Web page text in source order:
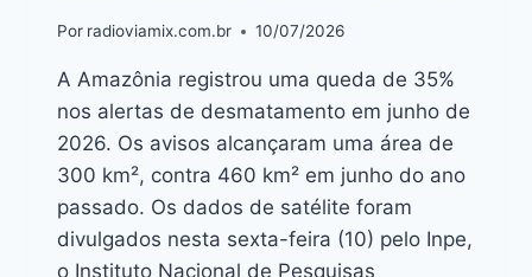
Por radioviamix.com.br 10/07/2026
A Amazônia registrou uma queda de 35%
nos alertas de desmatamento em junho de
2026. Os avisos alcançaram uma área de
300 km², contra 460 km² em junho do ano
passado. Os dados de satélite foram
divulgados nesta sexta-feira (10) pelo Inpe,
o Instituto Nacional de Pesquisas